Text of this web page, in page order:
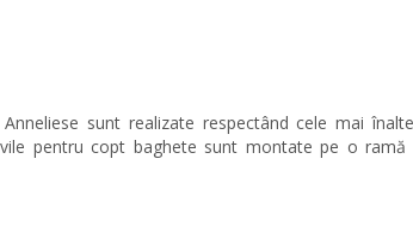
sunt realizate respectând cele mai
pentru copt baghete sunt montate pe o